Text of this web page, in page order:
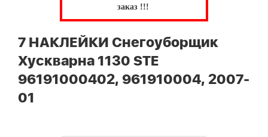
заказ !!!
7 НАКЛЕЙКИ Снегоуборщик
Хускварна 1130 STE
96191000402, 961910004, 2007-
01